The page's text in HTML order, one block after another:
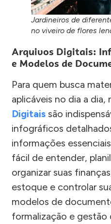
Jardineiros de
no viveiro de flores
Arquivos Digitais:
e Modelos de
Para quem busca
aplicáveis no dia a dia,
Digitais são
infográficos
informações
fácil de entender,
organizar suas
estoque e controlar
modelos de
formalização e gestão